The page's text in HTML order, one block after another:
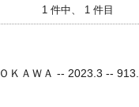
1 件中、 1 件目
ＫＡＷＡ -- 2023.3 --